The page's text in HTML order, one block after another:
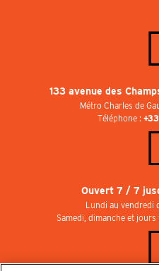
133 avenue des
Métro Charles de
Téléphone :
Ouvert 7 / 7
Lundi au vendredi
Samedi, dimanche et